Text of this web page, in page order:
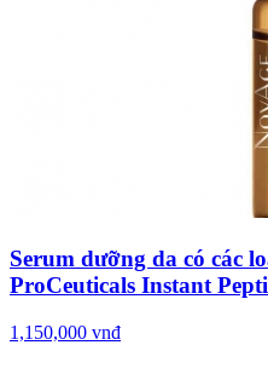
Serum dưỡng da có các
ProCeuticals Instant
1,150,000 vnđ